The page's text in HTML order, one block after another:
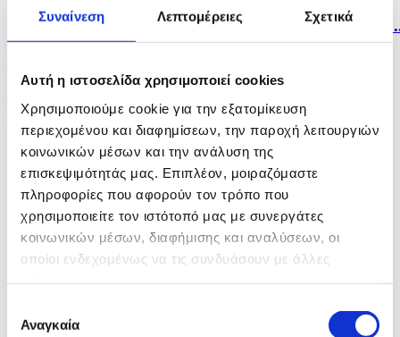
Συναίνεση Λεπτομέρειες Σχετικά
Αυτή η ιστοσελίδα χρησιμοποιεί cookies
Χρησιμοποιούμε cookie για την εξατομίκευση
περιεχομένου και διαφημίσεων, την παροχή λειτουργιών
κοινωνικών μέσων και την ανάλυση της
επισκεψιμότητάς μας. Επιπλέον, μοιραζόμαστε
πληροφορίες που αφορούν τον τρόπο που
χρησιμοποιείτε τον ιστότοπό μας με συνεργάτες
κοινωνικών μέσων, διαφήμισης και αναλύσεων, οι
οποίοι ενδεχομένως να τις συνδυάσουν με άλλες
των υπηρεσιών τους.
συγκατάθεσης
Αναγκαία
Η Σόφια κατηγορεί το Κίεβο για το μη
ένα...